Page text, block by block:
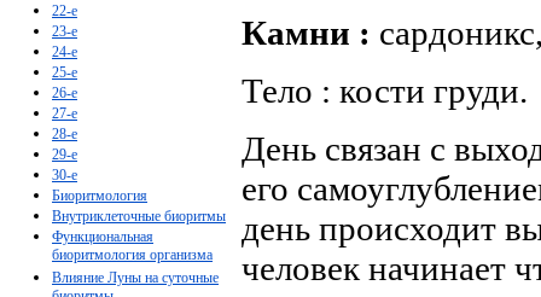
Камни :
Тело : кости груди.
День связан с
его
день происходит
человек начинает
22-е
23-е
24-е
25-е
26-е
27-е
28-е
29-е
30-е
Биоритмология
Внутриклеточные биоритмы
Функциональная
биоритмология организма
Влияние Луны на суточные